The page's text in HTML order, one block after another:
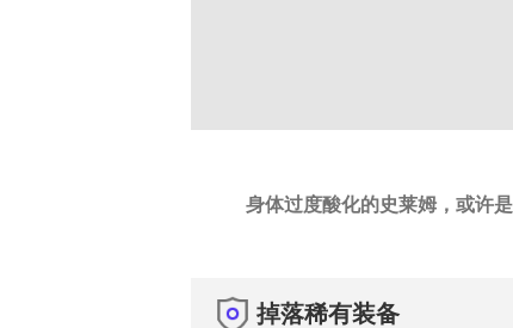
身体过度酸化的史莱姆，或许
掉落稀有装备